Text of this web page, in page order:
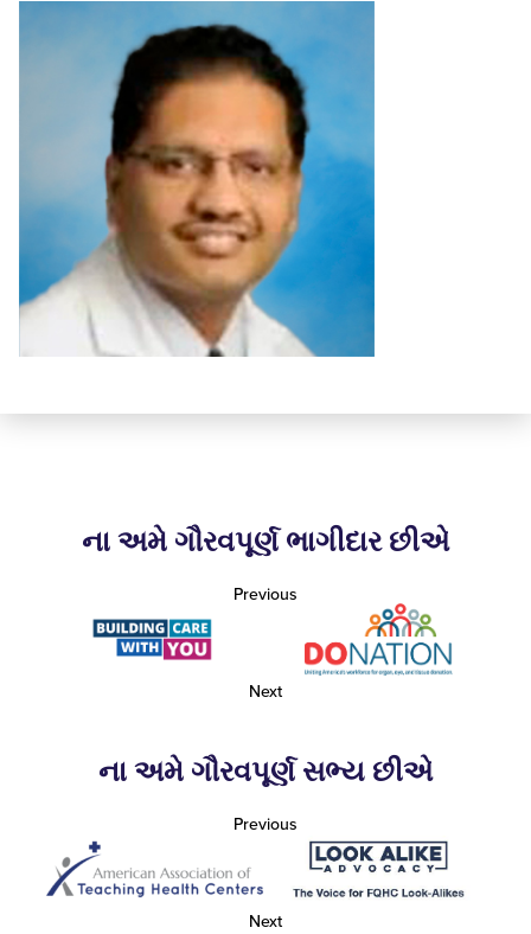
ના અમે ગૌરવપૂર્ણ ભાગીદાર છીએ
Previous
Next
ના અમે ગૌરવપૂર્ણ સભ્ય છીએ
Previous
Next